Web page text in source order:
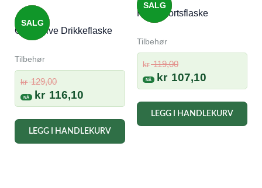
SALG
CR7 Drive Drikkeflaske
Tilbehør
kr129,00Opprinnelig
pris
var:
kr 129,00.
kr 116,10
pris
er:
kr 116,10.
LEGG I HANDLEKURV
SALG
H24 Sportsflaske
Tilbehør
kr119,00Opprinnelig
pris
var:
kr 119,00.
kr 107,10
pris
er:
kr 107,10.
LEGG I HANDLEKURV